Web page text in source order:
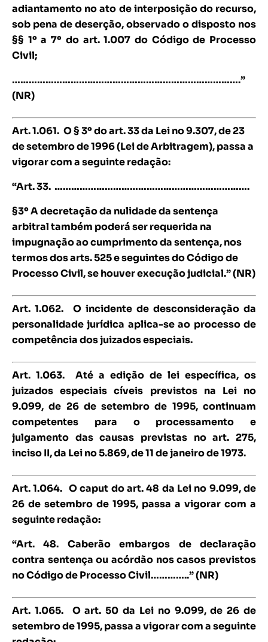
adiantamento no ato de interposição do recurso,
sob pena de deserção, observado o disposto nos
§§ 1º a 7º do art. 1.007 do Código de Processo
Civil;
……………………………………………………………………….”
(NR)
Art. 1.061. O § 3º do art. 33 da Lei no 9.307, de 23
de setembro de 1996 (Lei de Arbitragem), passa a
vigorar com a seguinte redação:
“Art. 33. …………………………………………………………….
§3º A decretação da nulidade da sentença
arbitral também poderá ser requerida na
impugnação ao cumprimento da sentença, nos
termos dos arts. 525 e seguintes do Código de
Processo Civil, se houver execução judicial.” (NR)
Art. 1.062.
O incidente de desconsideração da
personalidade jurídica aplica-se ao processo de
competência dos juizados especiais.
Art. 1.063. Até a edição de lei específica, os
juizados especiais cíveis previstos na Lei no
9.099, de 26 de setembro de 1995, continuam
competentes para o processamento e
julgamento das causas previstas no art. 275,
inciso II, da Lei no 5.869, de 11 de janeiro de 1973.
Art. 1.064. O caput do art. 48 da Lei no 9.099, de
26 de setembro de 1995, passa a vigorar com a
seguinte redação:
“Art. 48. Caberão embargos de declaração
contra sentença ou acórdão nos casos previstos
no Código de Processo Civil…………..” (NR)
Art. 1.065.
O art. 50 da Lei no 9.099, de 26 de
setembro de 1995, passa a vigorar com a seguinte